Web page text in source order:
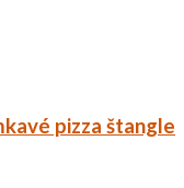
pizza štangle